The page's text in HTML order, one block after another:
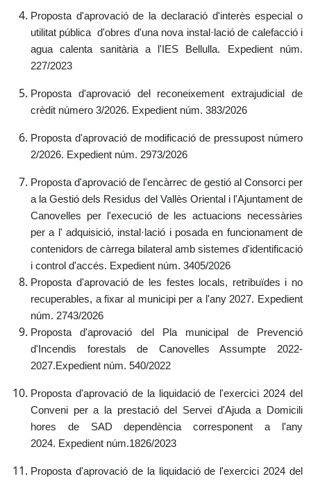
Proposta d'aprovació de la declaració d'interès especial o
utilitat pública d'obres d'una nova instal·lació de calefacció i
agua calenta sanitària a l'IES Bellulla.
Expedient núm.
227/2023
Proposta d'aprovació del reconeixement extrajudicial de
crèdit número 3/2026. Expedient núm. 383/2026
Proposta d'aprovació de modificació de pressupost número
2/2026. Expedient núm. 2973/2026
Proposta d'aprovació de l'encàrrec de gestió al Consorci per
a la Gestió dels Residus del Vallès Oriental i l'Ajuntament de
Canovelles per l'execució de les actuacions necessàries
per a l' adquisició, instal·lació i posada en funcionament de
contenidors de càrrega bilateral amb sistemes d'identificació
i control d'accés. Expedient núm. 3405/2026
Proposta d'aprovació de les festes locals, retribuïdes i no
recuperables, a fixar al municipi per a l'any 2027. Expedient
núm. 2743/2026
Proposta d'aprovació del Pla municipal de Prevenció
d'Incendis forestals de Canovelles Assumpte 2022-
2027.Expedient núm. 540/2022
Proposta d'aprovació de la liquidació de l'exercici 2024 del
Conveni per a la prestació del Servei d'Ajuda a Domicili
hores de SAD dependència corresponent a l'any
2024. Expedient núm.1826/2023
Proposta d'aprovació de la liquidació de l'exercici 2024 del